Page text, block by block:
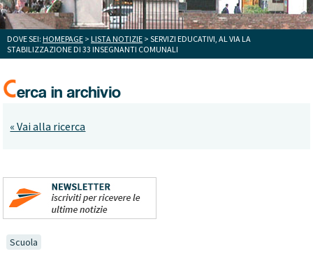
DOVE SEI: HOMEPAGE > LISTA NOTIZIE > SERVIZI EDUCATIVI, AL VIA LA
STABILIZZAZIONE DI 33 INSEGNANTI COMUNALI
« Vai alla ricerca
Scuola